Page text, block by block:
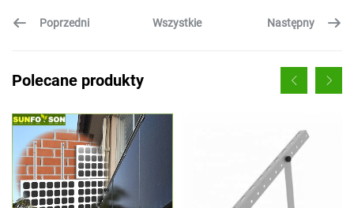
Poprzedni Wszystkie Następny
Polecane produkty